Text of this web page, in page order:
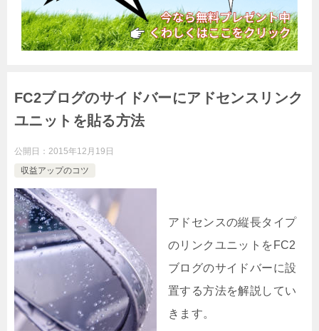
FC2ブログのサイドバーにアドセンスリンク
ユニットを貼る方法
公開日： 2015年12月19日
収益アップのコツ
アドセンスの縦長タイプ
のリンクユニットをFC2
ブログのサイドバーに設
置する方法を解説してい
きます。